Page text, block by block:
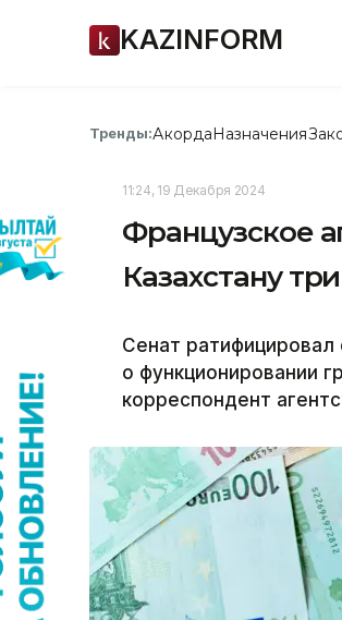
KAZINFORM
Тренды:АкордаНазначения
11:24, 19 Декабря 2024
Французское
Казахстану
Сенат
о функционировании
корреспондент